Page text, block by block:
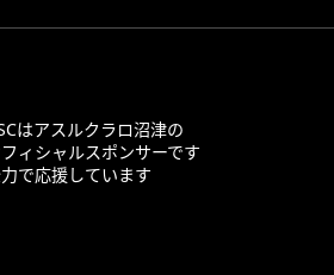
はアスルクラロ沼津の
ィシャルスポンサーです
で応援しています